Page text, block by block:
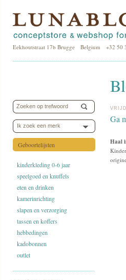
Eekhoutstraat 17b Brugge Belgium +32 50
Ik zoek een merk
Geboortelijsten
kinderkleding 0-6 jaar
speelgoed en knuffels
eten en drinken
kamerinrichting
slapen en verzorging
tassen en koffers
hebbedingen
kadobonnen
outlet
Ga
Haal